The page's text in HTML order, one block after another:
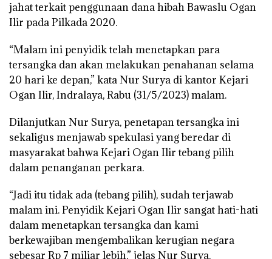
jahat terkait penggunaan dana hibah Bawaslu Ogan
Ilir pada Pilkada 2020.
“Malam ini penyidik telah menetapkan para
tersangka dan akan melakukan penahanan selama
20 hari ke depan,” kata Nur Surya di kantor Kejari
Ogan Ilir, Indralaya, Rabu (31/5/2023) malam.
Dilanjutkan Nur Surya, penetapan tersangka ini
sekaligus menjawab spekulasi yang beredar di
masyarakat bahwa Kejari Ogan Ilir tebang pilih
dalam penanganan perkara.
“Jadi itu tidak ada (tebang pilih), sudah terjawab
malam ini. Penyidik Kejari Ogan Ilir sangat hati-hati
dalam menetapkan tersangka dan kami
berkewajiban mengembalikan kerugian negara
sebesar Rp 7 miliar lebih,” jelas Nur Surya.